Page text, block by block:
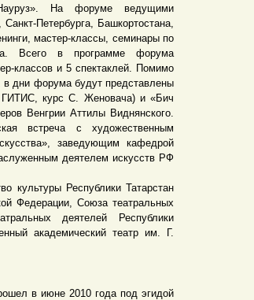
На форуме ведущими
Петербурга, Башкортостана,
мастер-классы, семинары по
Всего в программе форума
классов и 5 спектаклей. Помимо
в дни форума будут представлены
ГИТИС, курс С. Женовача) и «Бич
Венгрии Аттилы Виднянского.
встреча с художественным
заведующим кафедрой
деятелем искусств РФ
Республики Татарстан
Федерации, Союза театральных
деятелей Республики
академический театр им. Г.
в июне 2010 года под эгидой